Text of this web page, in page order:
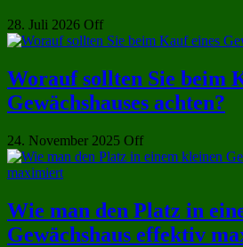
28. Juli 2026 Off
Worauf sollten Sie beim
Gewächshauses achten?
24. November 2025 Off
Wie man den Platz in
Gewächshaus effektiv